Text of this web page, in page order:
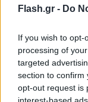
Flash.gr - Do
If you wish to
processing of
targeted
section to confirm
opt-out request is
interest-based
εξάνθημα και
ραγδαία
οδήγησαν στο
Η ανακοίνωση